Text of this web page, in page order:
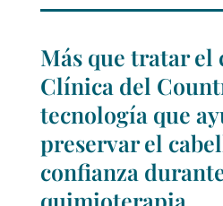
Más que tratar el
Clínica del
tecnología que
preservar el
confianza
quimioterapia